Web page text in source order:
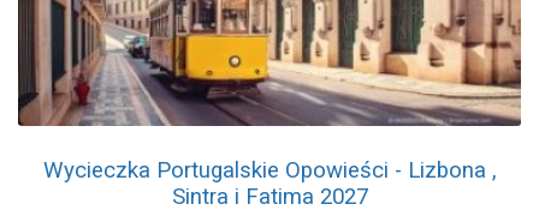
Wycieczka Portugalskie Opowieści - Lizbona ,
Sintra i Fatima 2027